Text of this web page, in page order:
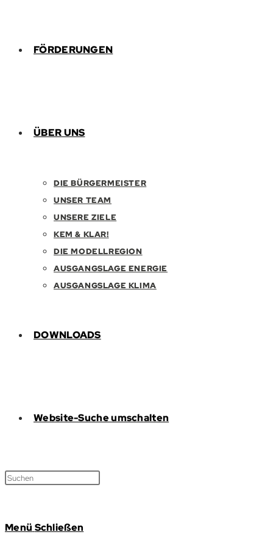
FÖRDERUNGEN
ÜBER UNS
DIE BÜRGERMEISTER
UNSER TEAM
UNSERE ZIELE
KEM & KLAR!
DIE MODELLREGION
AUSGANGSLAGE ENERGIE
AUSGANGSLAGE KLIMA
DOWNLOADS
Website-Suche umschalten
Menü Schließen